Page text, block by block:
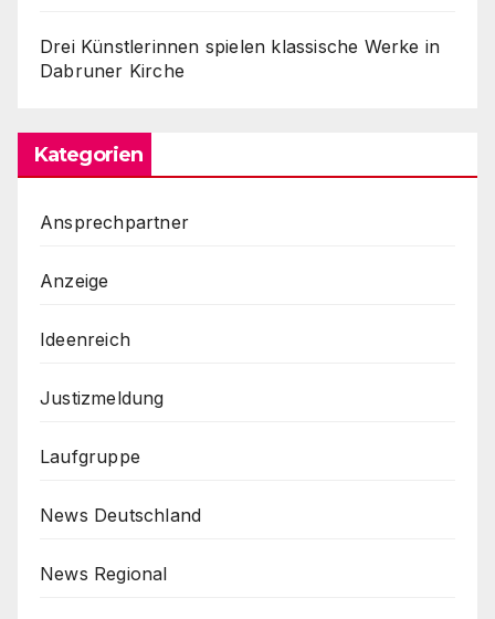
Drei Künstlerinnen spielen klassische Werke in
Dabruner Kirche
Kategorien
Ansprechpartner
Anzeige
Ideenreich
Justizmeldung
Laufgruppe
News Deutschland
News Regional